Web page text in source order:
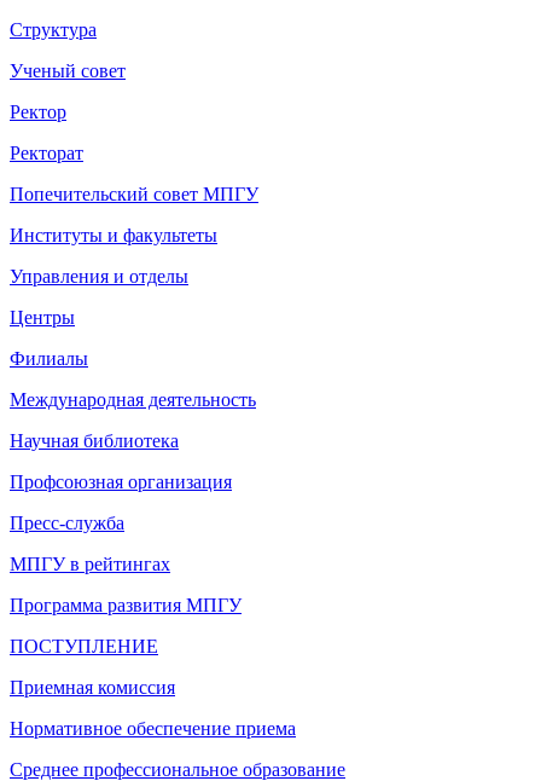
Структура
Ученый совет
Ректор
Ректорат
Попечительский совет МПГУ
Институты и факультеты
Управления и отделы
Центры
Филиалы
Международная деятельность
Научная библиотека
Профсоюзная организация
Пресс-служба
МПГУ в рейтингах
Программа развития МПГУ
ПОСТУПЛЕНИЕ
Приемная комиссия
Нормативное обеспечение приема
Среднее профессиональное образование